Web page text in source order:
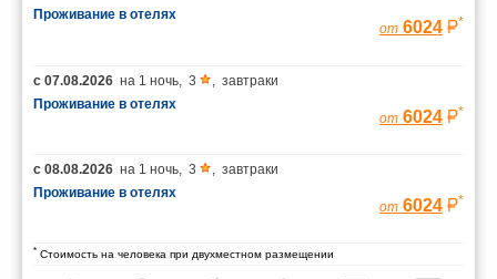
Проживание в отелях
от 6024 *
с 07.08.2026 на 1 ночь 3
завтраки
Проживание в отелях
от 6024 *
с 08.08.2026 на 1 ночь 3
завтраки
Проживание в отелях
от 6024 *
* Стоимость на человека при двухместном размещении